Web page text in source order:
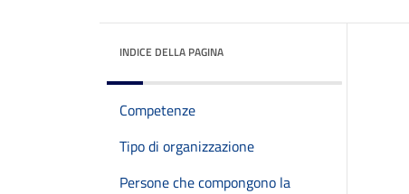
INDICE DELLA PAGINA
Competenze
Tipo di organizzazione
Persone che compongono la